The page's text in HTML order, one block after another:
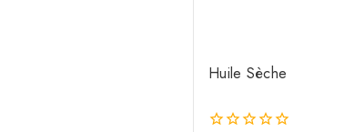
Huile Sèche